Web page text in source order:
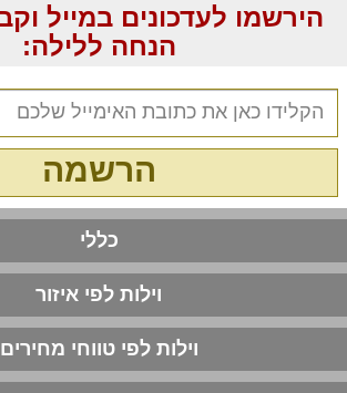
הנחה ללילה:
הרשמה
כללי
וילות לפי איזור
וילות לפי טווחי מחירים